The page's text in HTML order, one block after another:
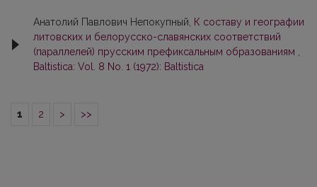
Анатолий Павлович Непокупный,
К составу и географии
литовских и белорусско-славянских соответствий
(параллелей) прусским префиксальным образованиям
Baltistica: Vol. 8 No. 1 (1972): Baltistica
1 2 > >>